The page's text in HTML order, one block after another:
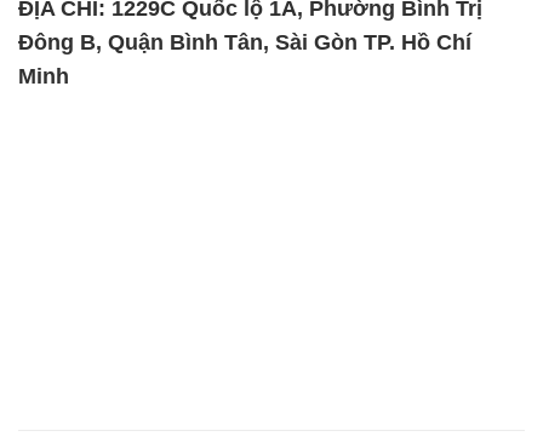
ĐỊA CHỈ: 1229C Quốc lộ 1A, Phường Bình Trị
Đông B, Quận Bình Tân, Sài Gòn TP. Hồ Chí
Minh